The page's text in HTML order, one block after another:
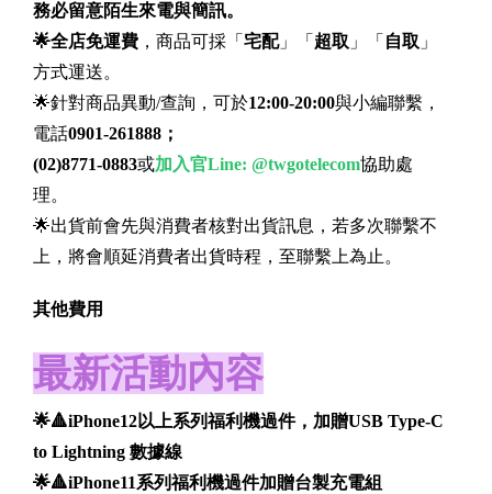
務必留意陌生來電與簡訊。
🌟全店免運費 ，商品可採「 宅配」「 超取 」「 自取 」
方式運送。
🌟針對商品異動/查詢，可於12:00-20:00與小編聯繫，
電話0901-261888；
(02)8771-0883或加入官Line: @twgotelecom協助處
理。
🌟出貨前會先與消費者核對出貨訊息，若多次聯繫不
上，將會順延消費者出貨時程，至聯繫上為止。
其他費用
最新活動內容
🌟🔺iPhone12以上系列福利機過件，加贈USB Type-C
to Lightning 數據線
🌟🔺iPhone11系列福利機過件加贈台製充電組